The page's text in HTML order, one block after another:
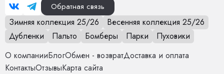
Обратная связь
Зимняя коллекция 25/26
Весенняя коллекция 25/26
Дубленки
Пальто Бомберы Парки
Пуховики
О компанииБлогОбмен - возвратДоставка и оплата
КонтактыОтзывыКарта сайта